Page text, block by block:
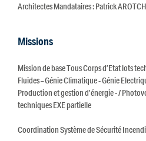
Architectes Mandataires : Patrick
Missions
Mission de base Tous Corps d’Etat lots
Fluides – Génie Climatique - Génie
Production et gestion d’énergie - /
techniques EXE partielle
Coordination Système de Sécurité